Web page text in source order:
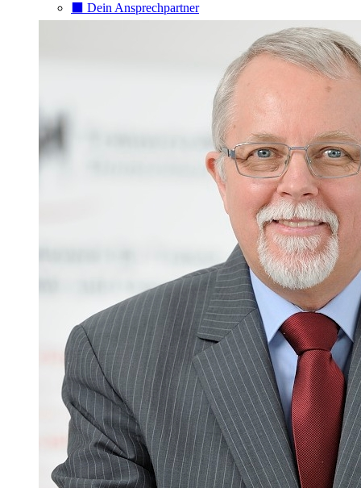
⬛️ Dein Ansprechpartner